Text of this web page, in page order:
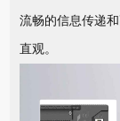
流畅的信息传递
直观。